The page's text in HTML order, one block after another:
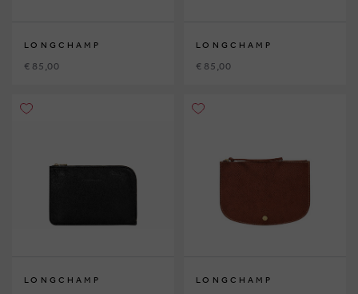
LONGCHAMP
€ 85,00
LONGCHAMP
€ 85,00
LONGCHAMP LONGCHAMP